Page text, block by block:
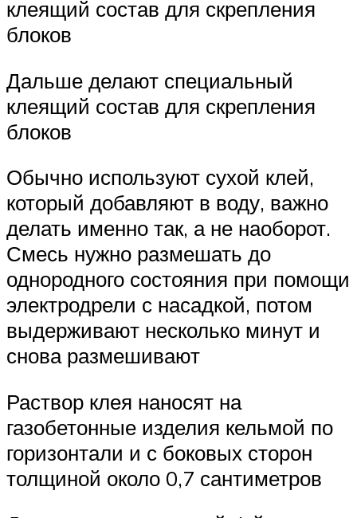
клеящий состав для скрепления
блоков
Дальше делают специальный
клеящий состав для скрепления
блоков
Обычно используют сухой клей,
который добавляют в воду, важно
делать именно так, а не наоборот.
Смесь нужно размешать до
однородного состояния при помощи
электродрели с насадкой, потом
выдерживают несколько минут и
снова размешивают
Раствор клея наносят на
газобетонные изделия кельмой по
горизонтали и с боковых сторон
толщиной около 0,7 сантиметров